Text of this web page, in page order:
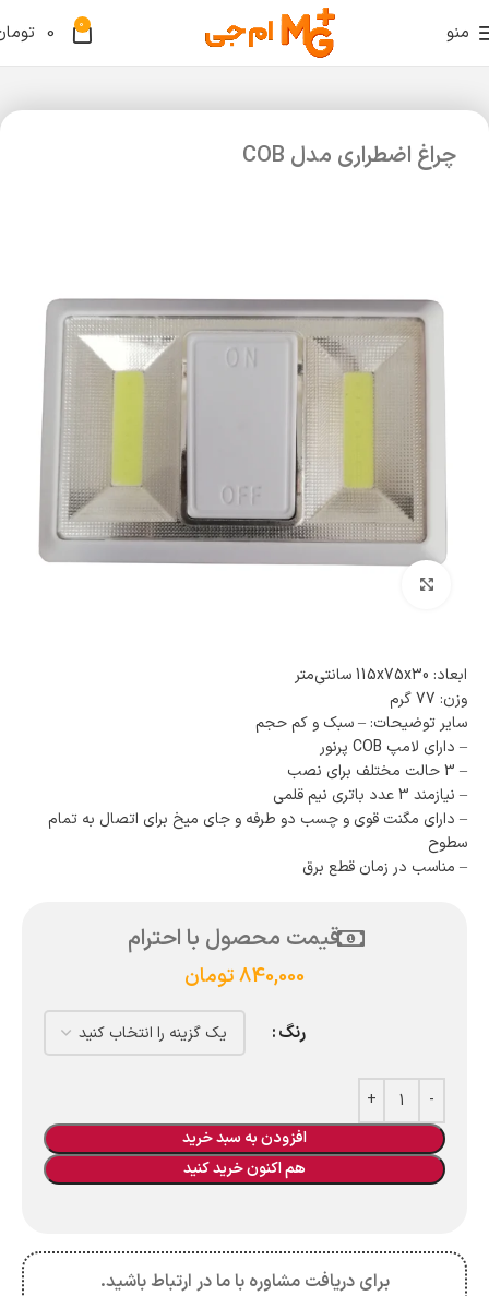
منو 0
0
چراغ اضطراری مدل COB
ابعاد: 115x75x30 سانتی‌متر
وزن: 77 گرم
سایر توضیحات: – سبک و کم حجم
– دارای لامپ COB پرنور
– 3 حالت مختلف برای نصب
– نیازمند 3 عدد باتری نیم قلمی
– دارای مگنت قوی و چسب دو طرفه و جای میخ برای اتصال به تمام
سطوح
– مناسب در زمان قطع برق
قیمت محصول با احترام
840,000تومان
رنگ
افزودن به سبد خرید
هم اکنون خرید کنید
برای دریافت مشاوره با ما در ارتباط باشید.